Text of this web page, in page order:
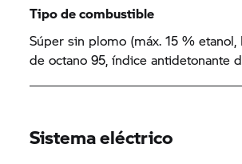
Tipo de combustible
Súper sin plomo (máx. 15 % etanol,
de octano 95, índice antidetonante
Sistema eléctrico